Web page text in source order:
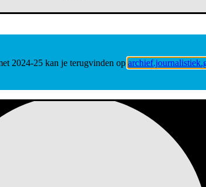
2024-25 kan je terugvinden op